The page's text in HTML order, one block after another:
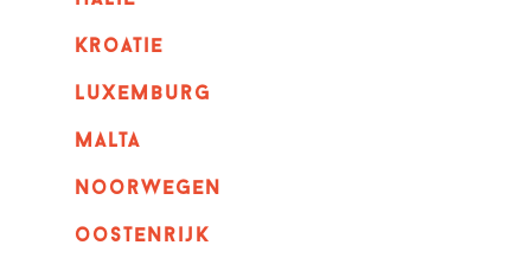
kroatie
luxemburg
malta
noorwegen
oostenrijk